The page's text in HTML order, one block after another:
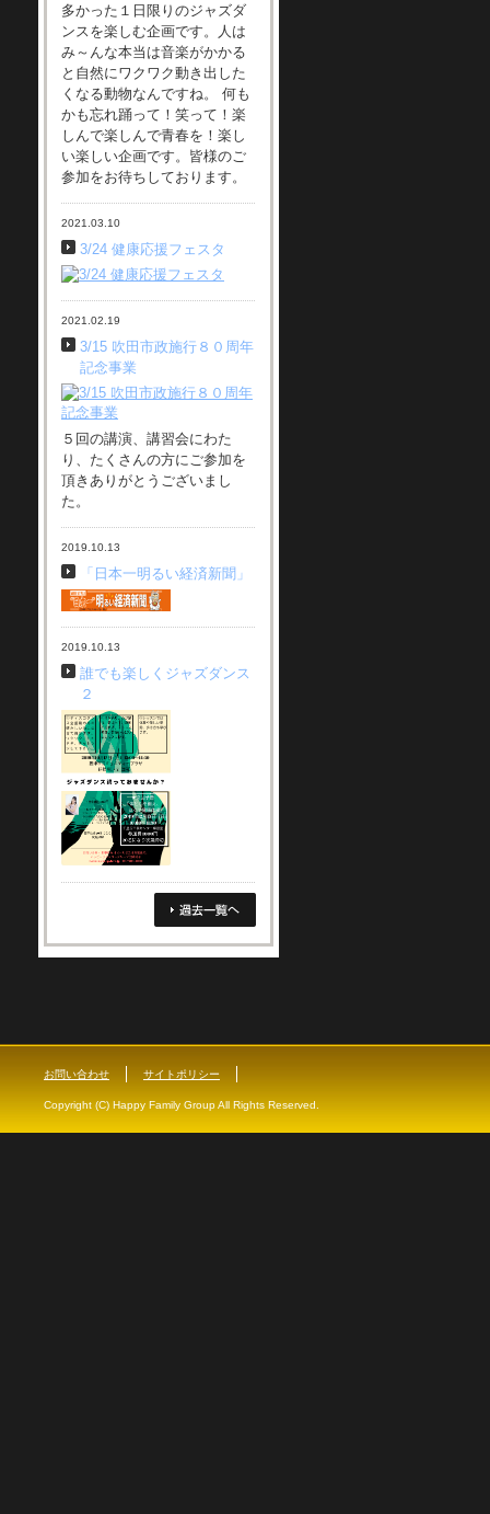
多かった１日限りのジャズダ
ンスを楽しむ企画です。人は
み～んな本当は音楽がかかる
と自然にワクワク動き出した
くなる動物なんですね。 何も
かも忘れ踊って！笑って！楽
しんで楽しんで青春を！楽し
い楽しい企画です。皆様のご
参加をお待ちしております。
2021.03.10
3/24 健康応援フェスタ
2021.02.19
3/15 吹田市政施行８０周年
記念事業
５回の講演、講習会にわた
り、たくさんの方にご参加を
頂きありがとうございまし
た。
2019.10.13
「日本一明るい経済新聞」
2019.10.13
誰でも楽しくジャズダンス
２
お問い合わせ サイトポリシー
Copyright (C) Happy Family Group All Rights Reserved.